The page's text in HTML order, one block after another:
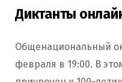
Диктанты
Общенациональный
февраля в 19:00. В